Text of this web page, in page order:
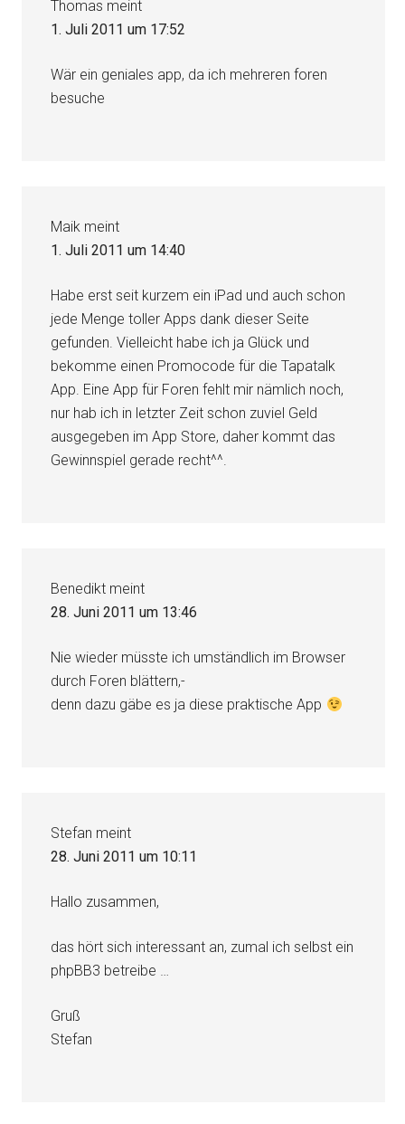
Thomas meint
1. Juli 2011 um 17:52
Wär ein geniales app, da ich mehreren foren
besuche
Maik meint
1. Juli 2011 um 14:40
Habe erst seit kurzem ein iPad und auch schon
jede Menge toller Apps dank dieser Seite
gefunden. Vielleicht habe ich ja Glück und
bekomme einen Promocode für die Tapatalk
App. Eine App für Foren fehlt mir nämlich noch,
nur hab ich in letzter Zeit schon zuviel Geld
ausgegeben im App Store, daher kommt das
Gewinnspiel gerade recht^^.
Benedikt meint
28. Juni 2011 um 13:46
Nie wieder müsste ich umständlich im Browser
durch Foren blättern,-
denn dazu gäbe es ja diese praktische App
Stefan meint
28. Juni 2011 um 10:11
Hallo zusammen,
das hört sich interessant an, zumal ich selbst ein
phpBB3 betreibe …
Gruß
Stefan